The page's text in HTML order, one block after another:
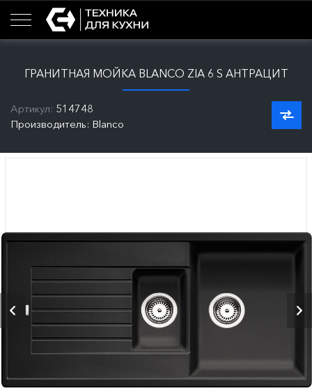
ГРАНИТНАЯ МОЙКА BLANCO ZIA 6 S АНТРАЦИТ
Артикул: 514748
Производитель: Blanco